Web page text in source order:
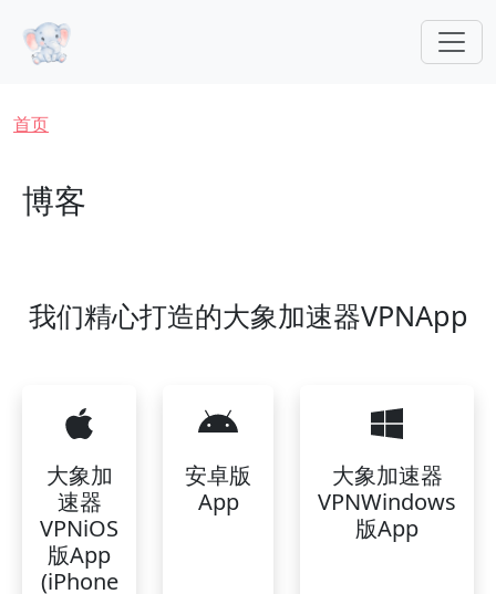
面包屑
首页
博客
我们精心打造的大象加速器VPNApp
大象加
速器
VPNiOS
版App
(iPhone
安卓版
App
大象加速器
VPNWindows
版App